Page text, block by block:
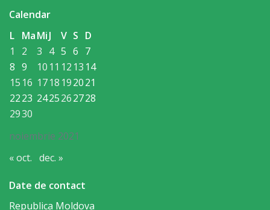
Viceprimarii
Specialist
Relații
cu
Publicul,
Operator
CISC
Organigrama
Calendar
noiembrie 2021
L MaMiJ V S D
1
2 3 4 5 6 7
8 9 10 11 12 13 14
15 16 1718 192021
2223 2425262728
2930
« oct. dec. »
Date de contact
Republica Moldova